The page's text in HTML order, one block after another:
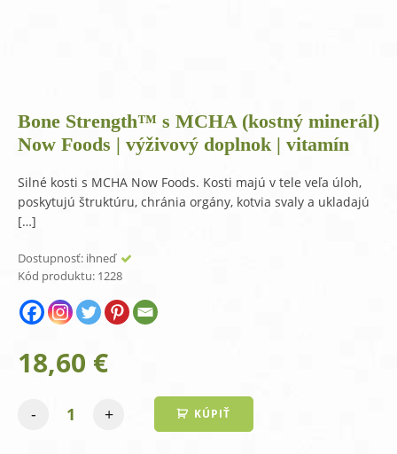
Bone Strength™ s MCHA (kostný minerál)
Now Foods | výživový doplnok | vitamín
Silné kosti s MCHA Now Foods. Kosti majú v tele veľa úloh,
poskytujú štruktúru, chránia orgány, kotvia svaly a ukladajú
[…]
Dostupnosť: ihneď
Kód produktu: 1228
18,60 €
- + KÚPIŤ